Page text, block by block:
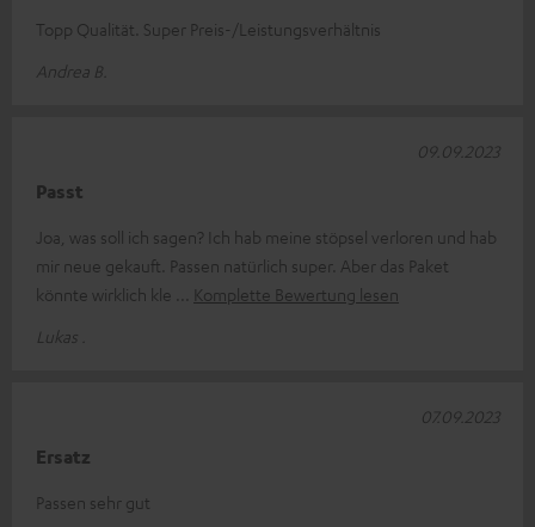
Topp Qualität. Super Preis-/Leistungsverhältnis
Andrea B.
Passt
Joa, was soll ich sagen? Ich hab meine stöpsel verloren und hab
mir neue gekauft. Passen natürlich super. Aber das Paket
könnte wirklich kle
Komplette Bewertung lesen
Lukas .
09.09.2023
Ersatz
Passen sehr gut
07.09.2023